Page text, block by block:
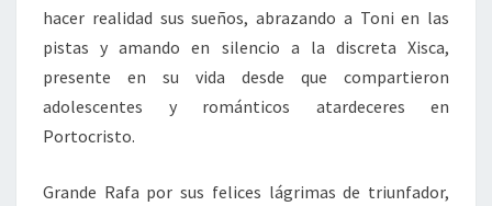
hacer realidad sus sueños, abrazando a Toni en las
pistas y amando en silencio a la discreta Xisca,
presente en su vida desde que compartieron
adolescentes y románticos atardeceres en
Portocristo.
Grande Rafa por sus felices lágrimas de triunfador,